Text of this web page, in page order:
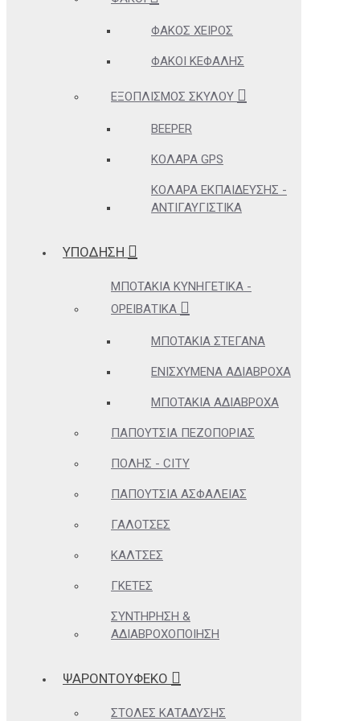
ΦΑΚΌΣ ΧΕΙΡΌΣ
ΦΑΚΟΊ ΚΕΦΑΛΉΣ
ΕΞΟΠΛΙΣΜΌΣ ΣΚΎΛΟΥ
BEEPER
ΚΟΛΆΡΑ GPS
ΚΟΛΆΡΑ ΕΚΠΑΊΔΕΥΣΗΣ -
ΑΝΤΙΓΑΥΓΙΣΤΙΚΆ
ΥΠΟΔΗΣΗ
ΜΠΟΤΆΚΙΑ ΚΥΝΗΓΕΤΙΚΆ -
ΟΡΕΙΒΑΤΙΚΆ
ΜΠΟΤΆΚΙΑ ΣΤΕΓΑΝΆ
ΕΝΙΣΧΥΜΈΝΑ ΑΔΙΆΒΡΟΧΑ
ΜΠΟΤΆΚΙΑ ΑΔΙΆΒΡΟΧΑ
ΠΑΠΟΎΤΣΙΑ ΠΕΖΟΠΟΡΊΑΣ
ΠΌΛΗΣ - CITY
ΠΑΠΟΎΤΣΙΑ ΑΣΦΑΛΕΊΑΣ
ΓΑΛΌΤΣΕΣ
ΚΆΛΤΣΕΣ
ΓΚΈΤΕΣ
ΣΥΝΤΉΡΗΣΗ &
ΑΔΙΑΒΡΟΧΟΠΟΊΗΣΗ
ΨΑΡΟΝΤΟΥΦΕΚΟ
ΣΤΟΛΈΣ ΚΑΤΆΔΥΣΗΣ